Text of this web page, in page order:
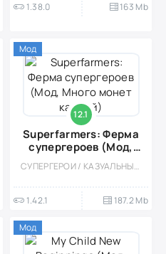
1.38.0 163 Mb
12.1
Superfarmers: Ферма
супергероев (Мод,
Много монет камней)СУПЕРГЕРОИ / КАЗУАЛЬНЫЕ / ФЕРМЫ / СИМУЛЯТОРЫ / УХОД / МОД / УПРАВЛЕНИЕ / ОДНОПОЛЬЗОВАТЕЛЬСКИЕ / СТИЛИЗАЦИЯ
1.42.1 187.2 Mb
Мод
Мод